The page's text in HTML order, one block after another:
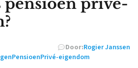
pensioen privé-
Door:Rogier Janssen
PensioenPrivé-eigendom